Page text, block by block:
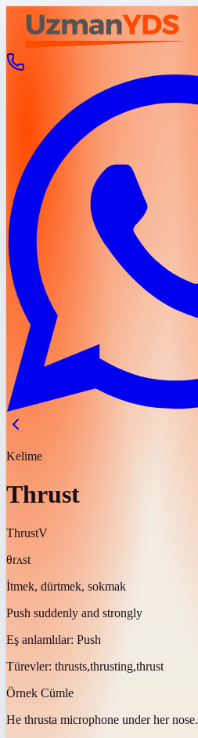
Kelime
Thrust
ThrustV
θrʌst
İtmek, dürtmek, sokmak
Push suddenly and strongly
Eş anlamlılar: Push
Türevler: thrusts,thrusting,thrust
Örnek Cümle
He thrusta microphone under her nose.